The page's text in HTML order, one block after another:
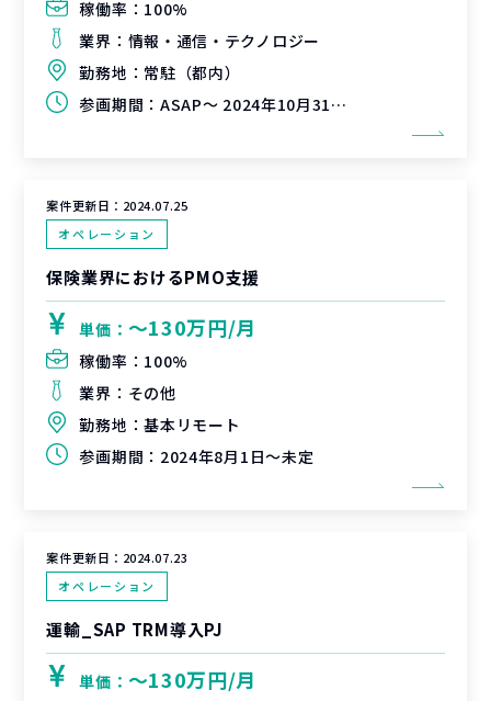
稼働率： 100%
業界： 情報・通信・テクノロジー
勤務地： 常駐（都内）
参画期間： ASAP～ 2024年10月31日（延長可能性有）
案件更新日： 2024.07.25
オペレーション
保険業界におけるPMO支援
単価： 〜130万円/月
稼働率： 100%
業界： その他
勤務地：基本リモート
参画期間： 2024年8月1日～未定
案件更新日： 2024.07.23
オペレーション
運輸_SAP TRM導入PJ
単価： 〜130万円/月